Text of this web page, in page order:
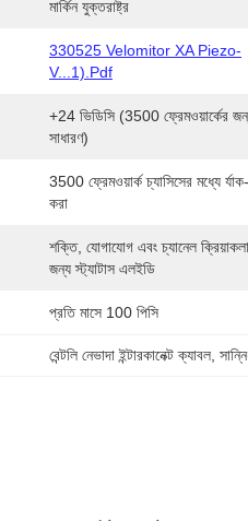
মার্কিন যুক্তরাষ্ট্র
330525 Velomitor XA Piezo-
V...1).pdf
+24 ভিডিসি (3500 ফ্রেমওয়ার্কের
সাধারণ)
3500 ফ্রেমওয়ার্ক চ্যাসিসের মধ্যে র্যাক-
করা
শক্তি, যোগাযোগ এবং চ্যানেল
জন্য স্ট্যাটাস এলইডি
প্রতি মাসে 100 পিসি
বেন্টলি নেভাদা ইন্টারকানেক্ট ক্যাবল